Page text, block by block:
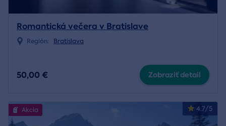
Romantická večera v Bratislave
Región: Bratislava
50,00 € Zobraziť detail
4.7/5
Akcia